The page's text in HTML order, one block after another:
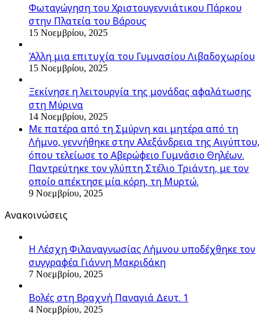
Φωταγώγηση του Χριστουγεννιάτικου Πάρκου
στην Πλατεία του Βάρους
15 Νοεμβρίου, 2025
Άλλη μια επιτυχία του Γυμνασίου Λιβαδοχωρίου
15 Νοεμβρίου, 2025
Ξεκίνησε η λειτουργία της μονάδας αφαλάτωσης
στη Μύρινα
14 Νοεμβρίου, 2025
Με πατέρα από τη Σμύρνη και μητέρα από τη
Λήμνο, γεννήθηκε στην Αλεξάνδρεια της Αιγύπτου,
όπου τελείωσε το Αβερώφειο Γυμνάσιο Θηλέων.
Παντρεύτηκε τον γλύπτη Στέλιο Τριάντη, με τον
οποίο απέκτησε μία κόρη, τη Μυρτώ.
9 Νοεμβρίου, 2025
Ανακοινώσεις
Η Λέσχη Φιλαναγνωσίας Λήμνου υποδέχθηκε τον
συγγραφέα Γιάννη Μακριδάκη
7 Νοεμβρίου, 2025
Βολές στη Βραχνή Παναγιά Δευτ. 1
4 Νοεμβρίου, 2025